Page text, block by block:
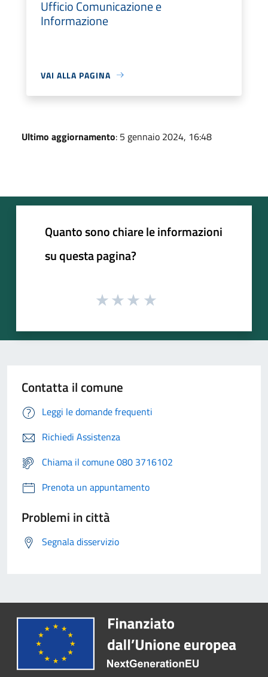
Ufficio Comunicazione e
Informazione
VAI ALLA PAGINA
Ultimo aggiornamento: 5 gennaio 2024, 16:48
Quanto sono chiare le informazioni
su questa pagina?
Contatta il comune
Leggi le domande frequenti
Richiedi Assistenza
Chiama il comune 080 3716102
Prenota un appuntamento
Problemi in città
Segnala disservizio